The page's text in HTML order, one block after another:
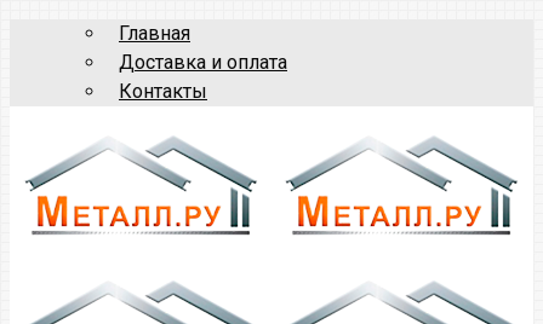
Главная
Доставка и оплата
Контакты